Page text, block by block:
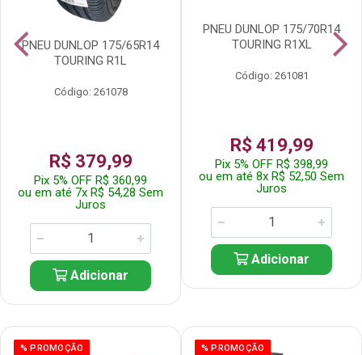
PNEU DUNLOP 175/65R14
TOURING R1L
Código: 261078
R$ 379,99
Pix 5% OFF R$ 360,99
ou em até 7x R$ 54,28 Sem
Juros
Adicionar
PNEU DUNLOP 175/70R14
TOURING R1XL
Código: 261081
R$ 419,99
Pix 5% OFF R$ 398,99
ou em até 8x R$ 52,50 Sem
Juros
Adicionar
% PROMOÇÃO % PROMOÇÃO